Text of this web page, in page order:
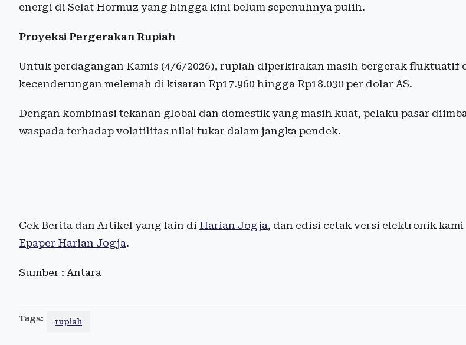
energi di Selat Hormuz yang hingga kini belum sepenuhnya pulih.
Proyeksi Pergerakan Rupiah
Untuk perdagangan Kamis (4/6/2026), rupiah diperkirakan masih bergerak fluktuatif
kecenderungan melemah di kisaran Rp17.960 hingga Rp18.030 per dolar AS.
Dengan kombinasi tekanan global dan domestik yang masih kuat, pelaku pasar
waspada terhadap volatilitas nilai tukar dalam jangka pendek.
Cek Berita dan Artikel yang lain di Harian Jogja, dan edisi cetak versi elektronik
Epaper Harian Jogja.
Sumber : Antara
Tags: rupiah